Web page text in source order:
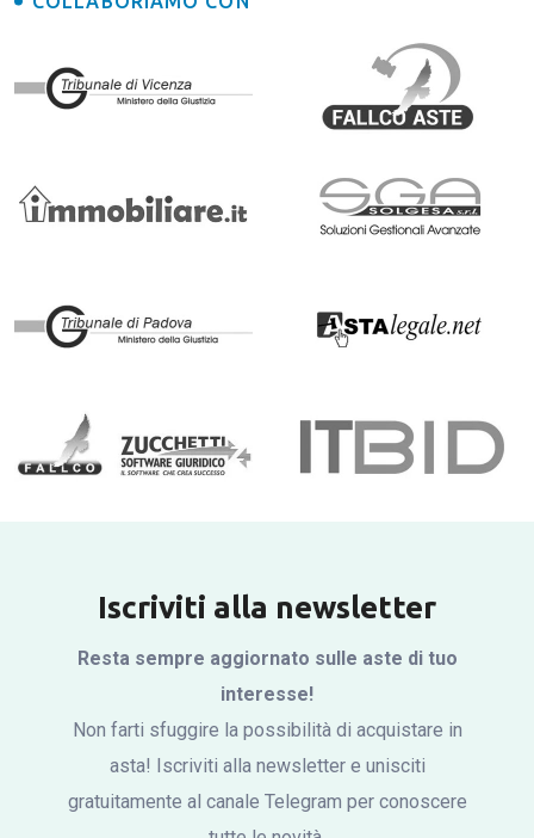
Iscriviti alla newsletter
Resta sempre aggiornato sulle aste di tuo
interesse!
Non farti sfuggire la possibilità di acquistare in
asta! Iscriviti alla newsletter e unisciti
gratuitamente al canale Telegram per conoscere